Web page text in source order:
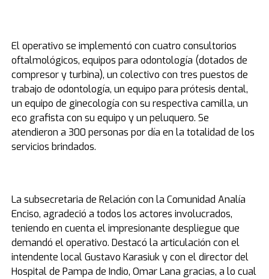
El operativo se implementó con cuatro consultorios
oftalmológicos, equipos para odontología (dotados de
compresor y turbina), un colectivo con tres puestos de
trabajo de odontología, un equipo para prótesis dental,
un equipo de ginecología con su respectiva camilla, un
eco grafista con su equipo y un peluquero. Se
atendieron a 300 personas por día en la totalidad de los
servicios brindados.
La subsecretaria de Relación con la Comunidad Analía
Enciso, agradeció a todos los actores involucrados,
teniendo en cuenta el impresionante despliegue que
demandó el operativo. Destacó la articulación con el
intendente local Gustavo Karasiuk y con el director del
Hospital de Pampa de Indio, Omar Lana gracias, a lo cual